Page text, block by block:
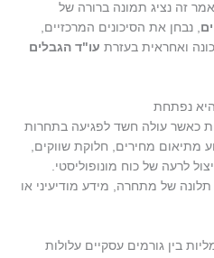
זה נציג תמונה ברורה של
, נבחן את הסיכונים המרכזיים,
ואחראית בעזרת עו"ד הגבלים
נפתחת
כאשר עולה חשד לפגיעה בתחרות
מתיאום מחירים, חלוקת שווקים,
לרעה של כוח מונופוליסטי.
של מתחרה, מידע מודיעיני או
בין גורמים עסקיים עלולות